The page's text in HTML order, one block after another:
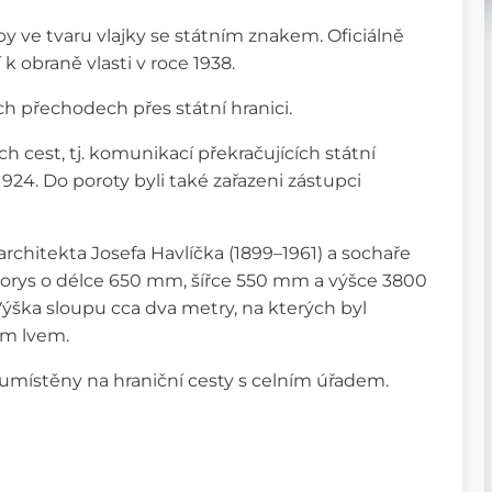
ve tvaru vlajky se státním znakem. Oficiálně
obraně vlasti v roce 1938.
přechodech přes státní hranici.
cest, tj. komunikací překračujících státní
Do poroty byli také zařazeni zástupci
Josefa Havlíčka (1899–1961) a sochaře
o délce 650 mm, šířce 550 mm a výšce 3800
sloupu cca dva metry, na kterých byl
lvem.
na hraniční cesty s celním úřadem.